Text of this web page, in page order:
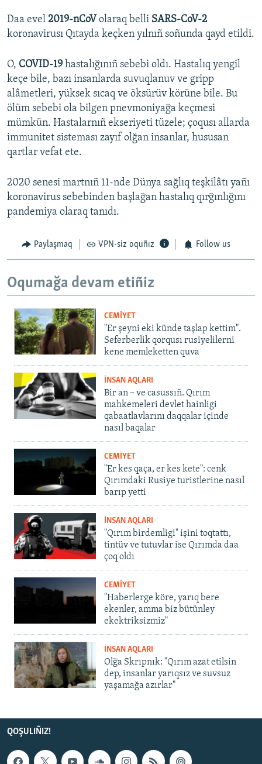
Daa evel 2019-nCoV olaraq belli SARS-CoV-2
koronavirusı Qıtayda keçken yılnıñ soñunda qayd etildi.
O, COVID-19 hastalığınıñ sebebi oldı. Hastalıq yengil
keçe bile, bazı insanlarda suvuqlanuv ve gripp
alâmetleri, yüksek sıcaq ve öksürüv körüne bile. Bu
ölüm sebebi ola bilgen pnevmoniyağa keçmesi
mümkün. Hastalarnıñ ekseriyeti tüzele; çoqusı allarda
immunitet sisteması zayıf olğan insanlar, hususan
qartlar vefat ete.
2020 senesi martnıñ 11-nde Dünya sağlıq teşkilâtı yañı
koronavirus sebebinden başlağan hastalıq qırğınlığını
pandemiya olaraq tanıdı.
Paylaşmaq VPN-siz oquñız Follow us
Oqumağa devam etiñiz
CEMİYET
"Er şeyni eki künde taşlap kettim".
Seferberlik qorqusı rusiyelilerni
kene memleketten quva
İNSAN AQLARI
Bir an – ve casussıñ. Qırım
mahkemeleri devlet hainligi
qabaatlavlarını daqqalar içinde
nasıl baqalar
CEMİYET
"Er kes qaça, er kes kete": cenk
Qırımdaki Rusiye turistlerine nasıl
barıp yetti
İNSAN AQLARI
"Qırım birdemligi" işini toqtattı,
tintüv ve tutuvlar ise Qırımda daa
çoq oldı
CEMİYET
"Haberlerge köre, yarıq bere
ekenler, amma biz bütünley
ekektriksizmiz"
İNSAN AQLARI
Olğa Skrıpnık: "Qırım azat etilsin
dep, insanlar yarıqsız ve suvsuz
yaşamağa azırlar"
QOŞULIÑIZ!